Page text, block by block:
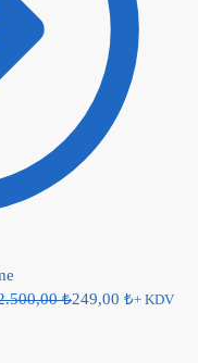
₺249,00 ₺+ KDV